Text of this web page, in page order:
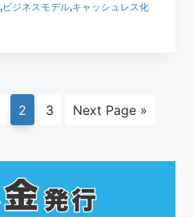
,ビジネスモデル,キャッシュレス化
ペ
ー
2
ペ
3
Go
Next Page »